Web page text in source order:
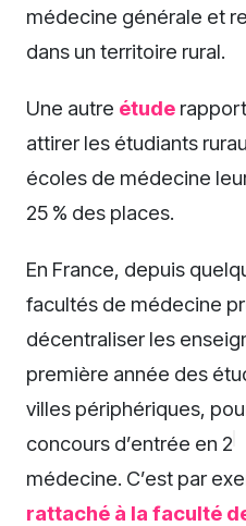
médecine générale et
dans un territoire rural.
Une autre étude
attirer les étudiants
écoles de médecine
25 % des places.
En France, depuis
facultés de médecine
décentraliser les
première année des
villes périphériques,
concours d’entrée en 2
médecine. C’est par
rattaché à la faculté